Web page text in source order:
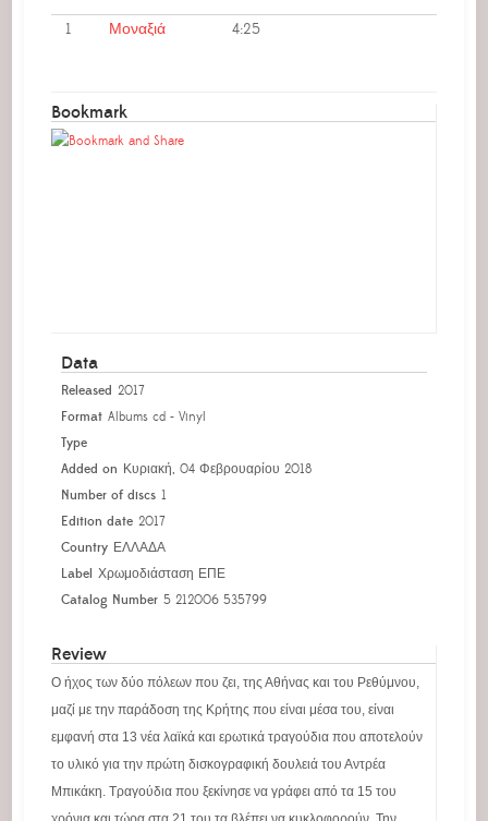
1 Μοναξιά 4:25
Bookmark
Data
Released 2017
Format Albums cd - Vinyl
Type
Added on Κυριακή, 04 Φεβρουαρίου 2018
Number of discs 1
Edition date 2017
Country ΕΛΛΑΔΑ
Label Χρωμοδιάσταση ΕΠΕ
Catalog Number 5 212006 535799
Review
Ο ήχος των δύο πόλεων που ζει, της Αθήνας και του Ρεθύμνου,
μαζί με την παράδοση της Κρήτης που είναι μέσα του, είναι
εμφανή στα 13 νέα λαϊκά και ερωτικά τραγούδια που αποτελούν
το υλικό για την πρώτη δισκογραφική δουλειά του Αντρέα
Μπικάκη. Τραγούδια που ξεκίνησε να γράφει από τα 15 του